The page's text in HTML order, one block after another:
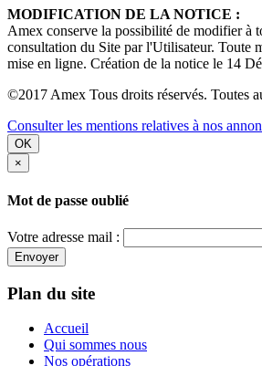
MODIFICATION DE LA NOTICE :
Amex conserve la possibilité de modifier à
consultation du Site par l'Utilisateur. Toute
mise en ligne. Création de la notice le 14
©2017 Amex Tous droits réservés. Toutes
Consulter les mentions relatives à nos
OK
×
Mot de passe oublié
Votre adresse mail :
Envoyer
Plan du site
Accueil
Qui sommes nous
Nos opérations